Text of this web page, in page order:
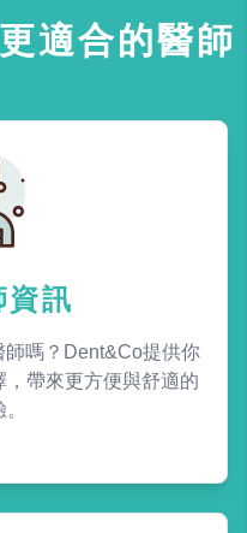
適合的醫師
資訊
嗎？Dent&Co提供你
帶來更方便與舒適的